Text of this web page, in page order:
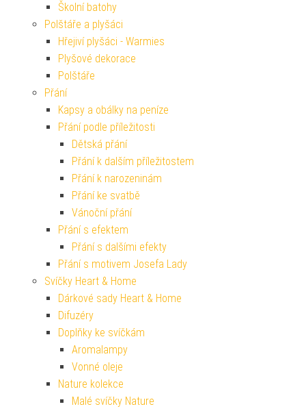
Školní batohy
Polštáře a plyšáci
Hřejiví plyšáci - Warmies
Plyšové dekorace
Polštáře
Přání
Kapsy a obálky na peníze
Přání podle příležitosti
Dětská přání
Přání k dalším příležitostem
Přání k narozeninám
Přání ke svatbě
Vánoční přání
Přání s efektem
Přání s dalšími efekty
Přání s motivem Josefa Lady
Svíčky Heart & Home
Dárkové sady Heart & Home
Difuzéry
Doplňky ke svíčkám
Aromalampy
Vonné oleje
Nature kolekce
Malé svíčky Nature